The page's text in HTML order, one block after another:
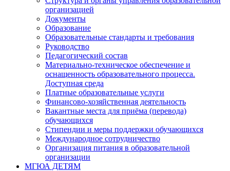
организацией
Документы
Образование
Образовательные стандарты и требования
Руководство
Педагогический состав
Материально-техническое обеспечение и
оснащенность образовательного процесса.
Доступная среда
Платные образовательные услуги
Финансово-хозяйственная деятельность
Вакантные места для приёма (перевода)
обучающихся
Стипендии и меры поддержки обучающихся
Международное сотрудничество
Организация питания в образовательной
организации
МГЮА ДЕТЯМ